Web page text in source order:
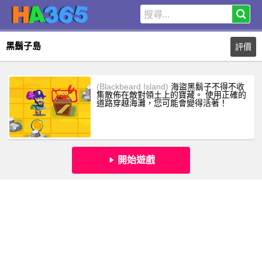
黑鬍子島 評價
(Blackbeard Island) 海盜黑鬍子不得不收
集散佈在敵對領土上的寶藏。 使用正確的
道路穿越海灘，您可能會變得活著！
開始遊戲